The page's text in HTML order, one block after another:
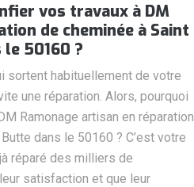
vos travaux à DM
de cheminée à Saint
50160 ?
sortent habituellement de votre
une réparation. Alors, pourquoi
Ramonage artisan en réparation
dans le 50160 ? C’est votre
réparé des milliers de
satisfaction et que leur